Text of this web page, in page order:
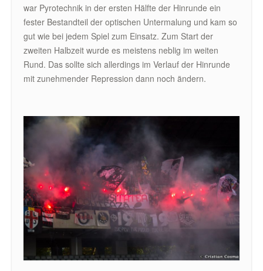
war Pyrotechnik in der ersten Hälfte der Hinrunde ein
fester Bestandteil der optischen Untermalung und kam so
gut wie bei jedem Spiel zum Einsatz. Zum Start der
zweiten Halbzeit wurde es meistens neblig im weiten
Rund. Das sollte sich allerdings im Verlauf der Hinrunde
mit zunehmender Repression dann noch ändern.